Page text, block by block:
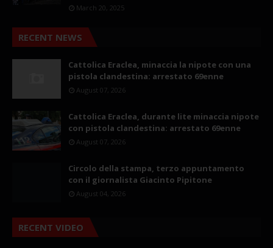
March 20, 2025
RECENT NEWS
Cattolica Eraclea, minaccia la nipote con una
pistola clandestina: arrestato 69enne
August 07, 2026
Cattolica Eraclea, durante lite minaccia nipote
con pistola clandestina: arrestato 69enne
August 07, 2026
Circolo della stampa, terzo appuntamento
con il giornalista Giacinto Pipitone
August 04, 2026
RECENT VIDEO